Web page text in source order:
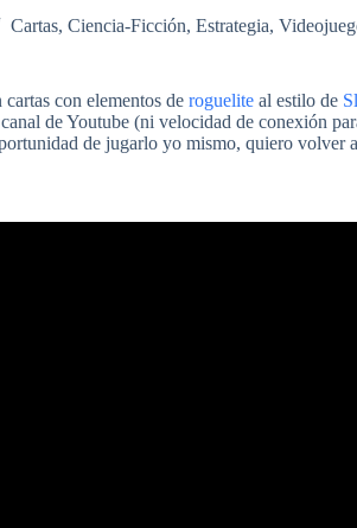
Cartas, Ciencia-Ficción, Estrategia,
con elementos de roguelite al estilo de
de Youtube (ni velocidad de conexión
de jugarlo yo mismo, quiero volver